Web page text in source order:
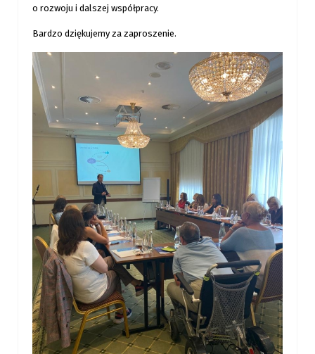
o rozwoju i dalszej współpracy.
Bardzo dziękujemy za zaproszenie.